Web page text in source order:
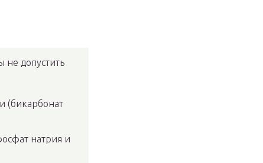
не допустить
(бикарбонат
натрия и